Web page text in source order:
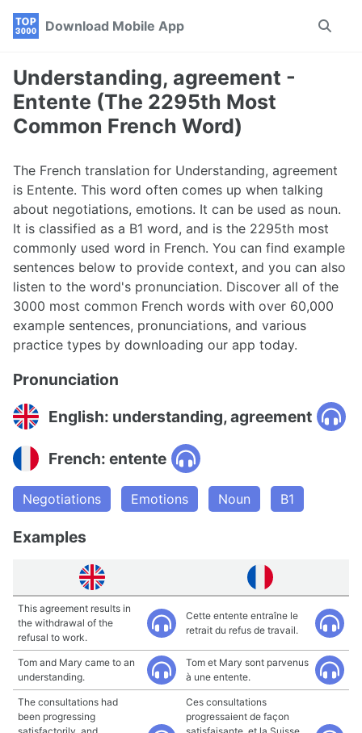
Skip
navigation
Skip
Skip
Download Mobile App
Toggle
Understanding, agreement -
Entente (The 2295th Most
Common French Word)
The French translation for Understanding, agreement
is Entente. This word often comes up when talking
about negotiations, emotions. It can be used as noun.
It is classified as a B1 word, and is the 2295th most
commonly used word in French. You can find example
sentences below to provide context, and you can also
listen to the word's pronunciation. Discover all of the
3000 most common French words with over 60,000
example sentences, pronunciations, and various
practice types by downloading our app today.
Pronunciation
English: understanding, agreement
French: entente
Negotiations Emotions Noun B1
Examples
This agreement results in
the withdrawal of the
refusal to work.
Cette entente entraîne le
retrait du refus de travail.
Tom and Mary came to an
understanding.
Tom et Mary sont parvenus
à une entente.
The consultations had
been progressing
Ces consultations
progressaient de façon